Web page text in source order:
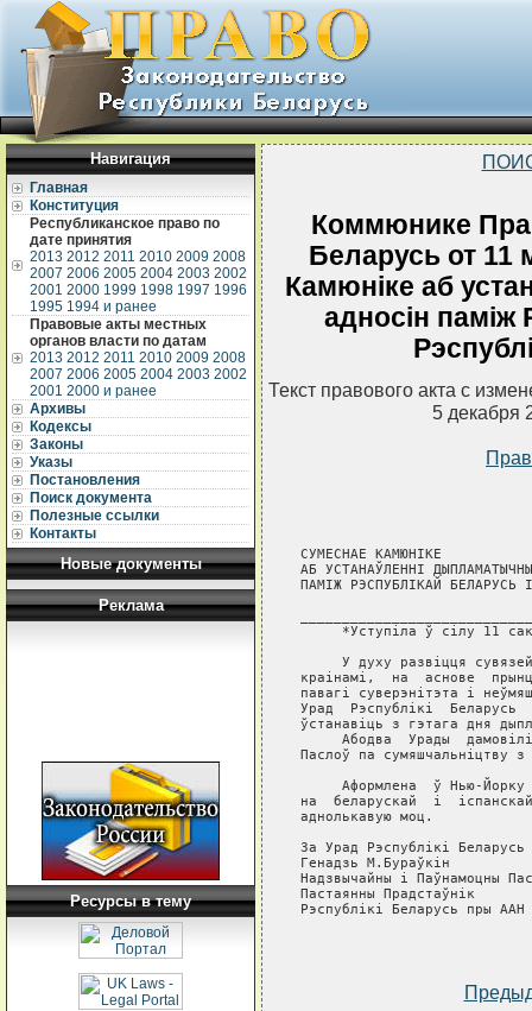
Навигация
Главная
Конституция
Республиканское право по
дате принятия
2013 2012 2011 2010 2009 2008
2007 2006 2005 2004 2003 2002
2001 2000 1999 1998 1997 1996
1995 1994 и ранее
Правовые акты местных
органов власти по датам
2013 2012 2011 2010 2009 2008
2007 2006 2005 2004 2003 2002
2001 2000 и ранее
Архивы
Кодексы
Законы
Указы
Постановления
Поиск документа
Полезные ссылки
Контакты
Новые документы
Реклама
Ресурсы в тему
Коммюнике
Беларусь от 11
Камюнiке аб
адносiн памiж
Текст правового акта с
5 декабря
СУМЕСНАЕ КАМЮНIКЕ
АБ УСТАНАЎЛЕННI
ПАМIЖ РЭСПУБЛIКАЙ БЕЛАРУСЬ
*Уступiла ў сiлу 11
У духу развiцця
краiнамi,  на  аснове
павагi суверэнiтэта i
Урад  Рэспублiкi
ўстанавiць з гэтага дня
Абодва  Урады
Паслоў па сумяшчальнiцтву
Аформлена  ў Нью-
на  беларускай  i
аднолькавую моц.
За Урад Рэспублiкi
Генадзь М.Бураўкiн
Надзвычайны i Паўнамоцны
Пастаянны Прадстаўнiк
Рэспублiкi Беларусь пры